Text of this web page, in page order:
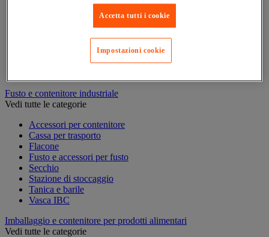
Accessori per pallettizzazione
Cappuccio e film di protezione
Cappuccio termoretraibile e pistola
Film estensibile e dispenser
Fusto e contenitore industriale
Vedi tutte le categorie
Accessori per contenitore
Cassa per trasporto
Flacone
Fusto e accessori per fusto
Secchio
Stazione di stoccaggio
Tanica e barile
Vasca IBC
Imballaggio e contenitore per prodotti alimentari
Vedi tutte le categorie
Accetta tutti i cookie
Impostazioni cookie